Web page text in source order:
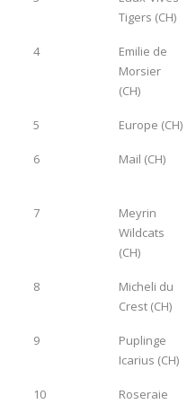
Tigers (CH)
4
Emilie de
Morsier
(CH)
5 Europe (CH)
6 Mail (CH)
7
Meyrin
Wildcats
(CH)
8
Micheli du
Crest (CH)
9
Puplinge
Icarius (CH)
10
Roseraie